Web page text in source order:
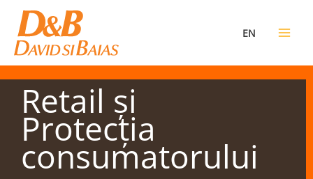
content
EN
Retail şi
Protecţia
consumatorului